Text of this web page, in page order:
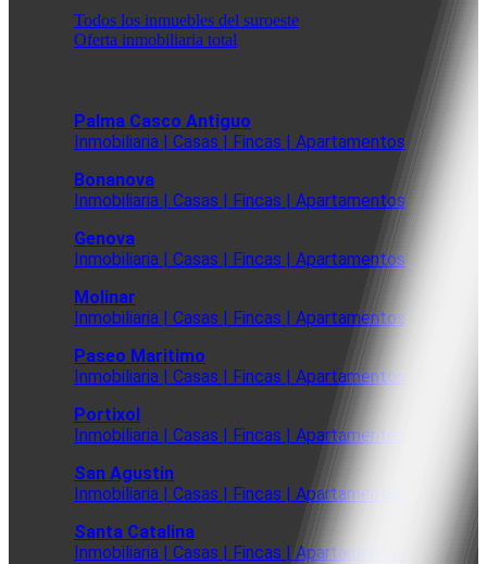
Todos los inmuebles del suroeste
Oferta inmobiliaria total
Palma Casco Antiguo
Inmobiliaria | Casas | Fincas | Apartamentos
Bonanova
Inmobiliaria | Casas | Fincas | Apartamentos
Genova
Inmobiliaria | Casas | Fincas | Apartamentos
Molinar
Inmobiliaria | Casas | Fincas | Apartamentos
Paseo Maritimo
Inmobiliaria | Casas | Fincas | Apartamentos
Portixol
Inmobiliaria | Casas | Fincas | Apartamentos
San Agustin
Inmobiliaria | Casas | Fincas | Apartamentos
Santa Catalina
Inmobiliaria | Casas | Fincas | Apartamentos